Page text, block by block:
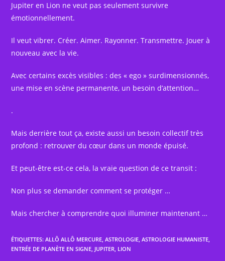
Jupiter en Lion ne veut pas seulement survivre
émotionnellement.
Il veut vibrer. Créer. Aimer. Rayonner. Transmettre. Jouer à
nouveau avec la vie.
Avec certains excès visibles : des « ego » surdimensionnés,
une mise en scène permanente, un besoin d’attention…
.
Mais derrière tout ça, existe aussi un besoin collectif très
profond : retrouver du cœur dans un monde épuisé.
Et peut-être est-ce cela, la vraie question de ce transit :
Non plus se demander comment se protéger …
Mais chercher à comprendre quoi illuminer maintenant …
ÉTIQUETTES:ALLÔ ALLÔ MERCURE, ASTROLOGIE, ASTROLOGIE HUMANISTE,
ENTRÉE DE PLANÈTE EN SIGNE, JUPITER, LION